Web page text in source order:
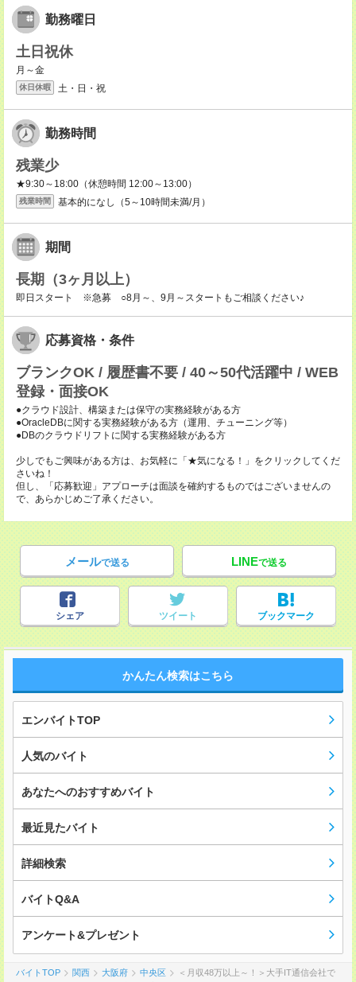
勤務曜日
土日祝休
月～金
休日休暇 土・日・祝
勤務時間
残業少
★9:30～18:00（休憩時間 12:00～13:00）
残業時間 基本的になし（5～10時間未満/月）
期間
長期（3ヶ月以上）
即日スタート ※急募 ○8月～、9月～スタートもご相談ください♪
応募資格・条件
ブランクOK / 履歴書不要 / 40～50代活躍中 / WEB
登録・面接OK
●クラウド設計、構築または保守の実務経験がある方
●OracleDBに関する実務経験がある方（運用、チューニング等）
●DBのクラウドリフトに関する実務経験がある方
少しでもご興味がある方は、お気軽に「★気になる！」をクリックしてくだ
さいね！
但し、「応募歓迎」アプローチは面談を確約するものではございませんの
で、あらかじめご了承ください。
メールで送る LINEで送る
シェア ツイート ブックマーク
かんたん検索はこちら
エンバイトTOP
人気のバイト
あなたへのおすすめバイト
最近見たバイト
詳細検索
バイトQ&A
アンケート&プレゼント
バイトTOP 関西 大阪府 中央区
＜月収48万以上～！＞大手IT通信会社で